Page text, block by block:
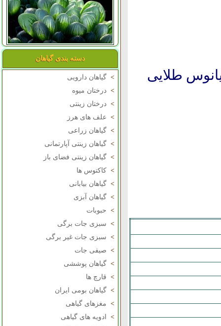
دسته بندی گیاهان
> گیاهان دارویی
> درختان میوه
> درختان زینتی
> علف های هرز
> گیاهان زراعی
> گیاهان زینتی آپارتمانی
> گیاهان زینتی فضای باز
> کاکتوس ها
> گیاهان بیابانی
> گیاهان آبزی
> حبوبات
> سبزی جات برگی
> سبزی جات غیر برگی
> صیفی جات
> گیاهان پوششی
> قارچ ها
> گیاهان بومی ایران
> مغزهای گیاهی
>
ادویه های گیاهی
طلایی